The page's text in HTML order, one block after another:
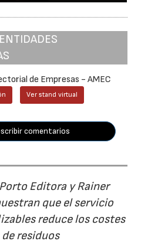
de Empresas - AMEC
Ver stand virtual
comentarios
Editora y Rainer
que el servicio
reduce los costes
residuos